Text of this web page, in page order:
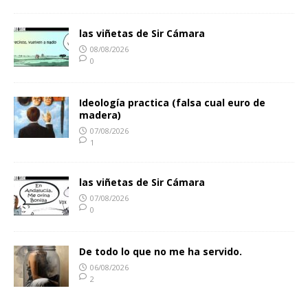
las viñetas de Sir Cámara
08/08/2026
0
Ideología practica (falsa cual euro de
madera)
07/08/2026
1
las viñetas de Sir Cámara
07/08/2026
0
De todo lo que no me ha servido.
06/08/2026
2